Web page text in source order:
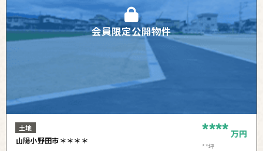
会員限定公開物件
土地
山陽小野田市＊＊＊＊ **** 万円
**坪